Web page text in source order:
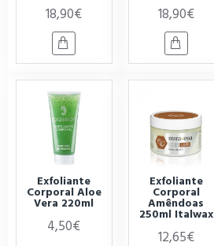
18,90€ 18,90€
Exfoliante
Corporal Aloe
Vera 220ml
4,50€
Exfoliante
Corporal
Amêndoas
250ml Italwax
12,65€